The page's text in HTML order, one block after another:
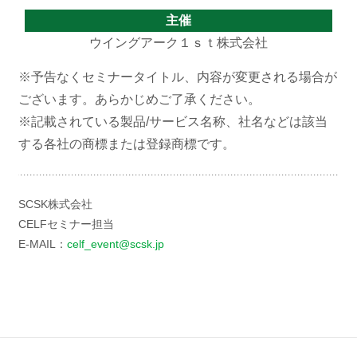
主催
ウイングアーク１ｓｔ株式会社
※予告なくセミナータイトル、内容が変更される場合が
ございます。あらかじめご了承ください。
※記載されている製品/サービス名称、社名などは該当
する各社の商標または登録商標です。
SCSK株式会社
CELFセミナー担当
E-MAIL： celf_event@scsk.jp